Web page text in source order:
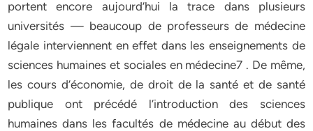
portent encore aujourd’hui la trace dans plusieurs
universités — beaucoup de professeurs de médecine
légale interviennent en effet dans les enseignements de
sciences humaines et sociales en médecine7 . De même,
les cours d’économie, de droit de la santé et de santé
publique ont précédé l’introduction des sciences
humaines dans les facultés de médecine au début des